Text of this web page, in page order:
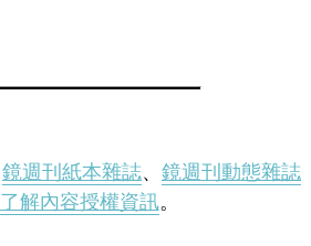
鏡週刊紙本雜誌、 鏡週刊動態雜誌
了解內容授權資訊。